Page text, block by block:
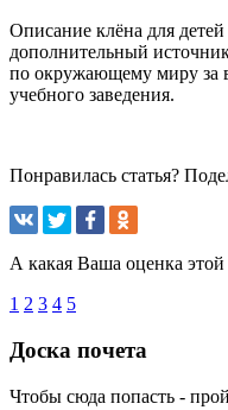
Описание клёна для детей
дополнительный
по окружающему миру за
учебного заведения.
Понравилась статья?
А какая Ваша оценка этой
1 2 3 4 5
Доска почета
Чтобы сюда попасть -